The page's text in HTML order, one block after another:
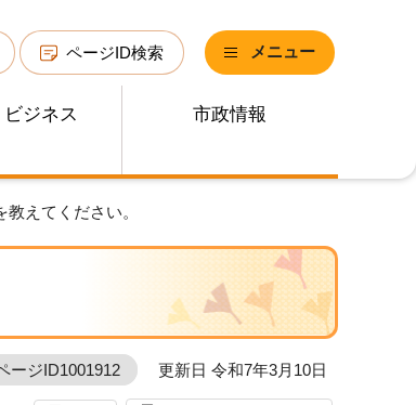
ページID検索 メニュー
ジネス 市政情報
えてください。
ージID1001912 更新日 令和7年3月10日